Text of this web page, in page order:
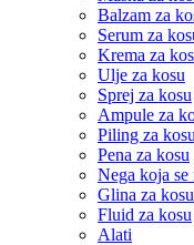
Balzam za
Serum za
Krema za
Ulje za kosu
Sprej za kosu
Ampule za
Piling za kosu
Pena za kosu
Nega koja se
Glina za kosu
Fluid za kosu
Alati